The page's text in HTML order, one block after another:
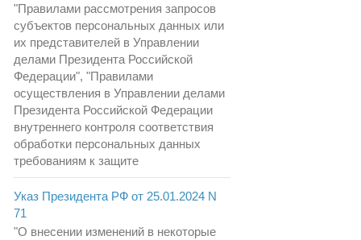
"Правилами рассмотрения запросов
субъектов персональных данных или
их представителей в Управлении
делами Президента Российской
Федерации", "Правилами
осуществления в Управлении делами
Президента Российской Федерации
внутреннего контроля соответствия
обработки персональных данных
требованиям к защите
Указ Президента РФ от 25.01.2024 N
71
"О внесении изменений в некоторые